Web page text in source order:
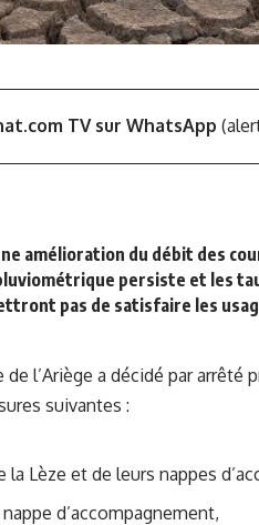
TV sur WhatsApp
amélioration du débit des
persiste et les
pas de satisfaire les
l’Ariège a décidé par arrêté
suivantes :
la Lèze et de leurs nappes
d’accompagnement,